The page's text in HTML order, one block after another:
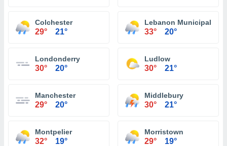
Colchester
29° 21°
Lebanon Municipal
33° 20°
Londonderry
30° 20°
Ludlow
30° 21°
Manchester
29° 20°
Middlebury
30° 21°
Montpelier
32° 19°
Morristown
29° 19°